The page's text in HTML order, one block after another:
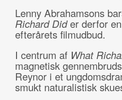
Lenny Abrahamsons
Richard Dider derfor
efterårets filmudbud.
I centrum af What
magnetisk
Reynor i et
smukt naturalistisk